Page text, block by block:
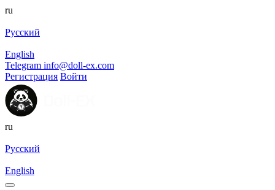
ru
Русский
English
Telegram info@doll-ex.com
Регистрация Войти
ru
Русский
English